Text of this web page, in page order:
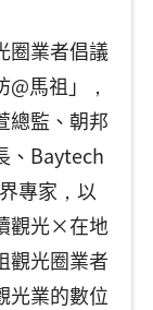
圈業者倡議
馬祖」，
總監、朝邦
、Baytech
專家，以
觀光×在地
觀光圈業者
光業的數位